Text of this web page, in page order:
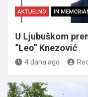
AKTUELNO IN
U Ljubuškom
“Leo” Knezović
4 dana ago